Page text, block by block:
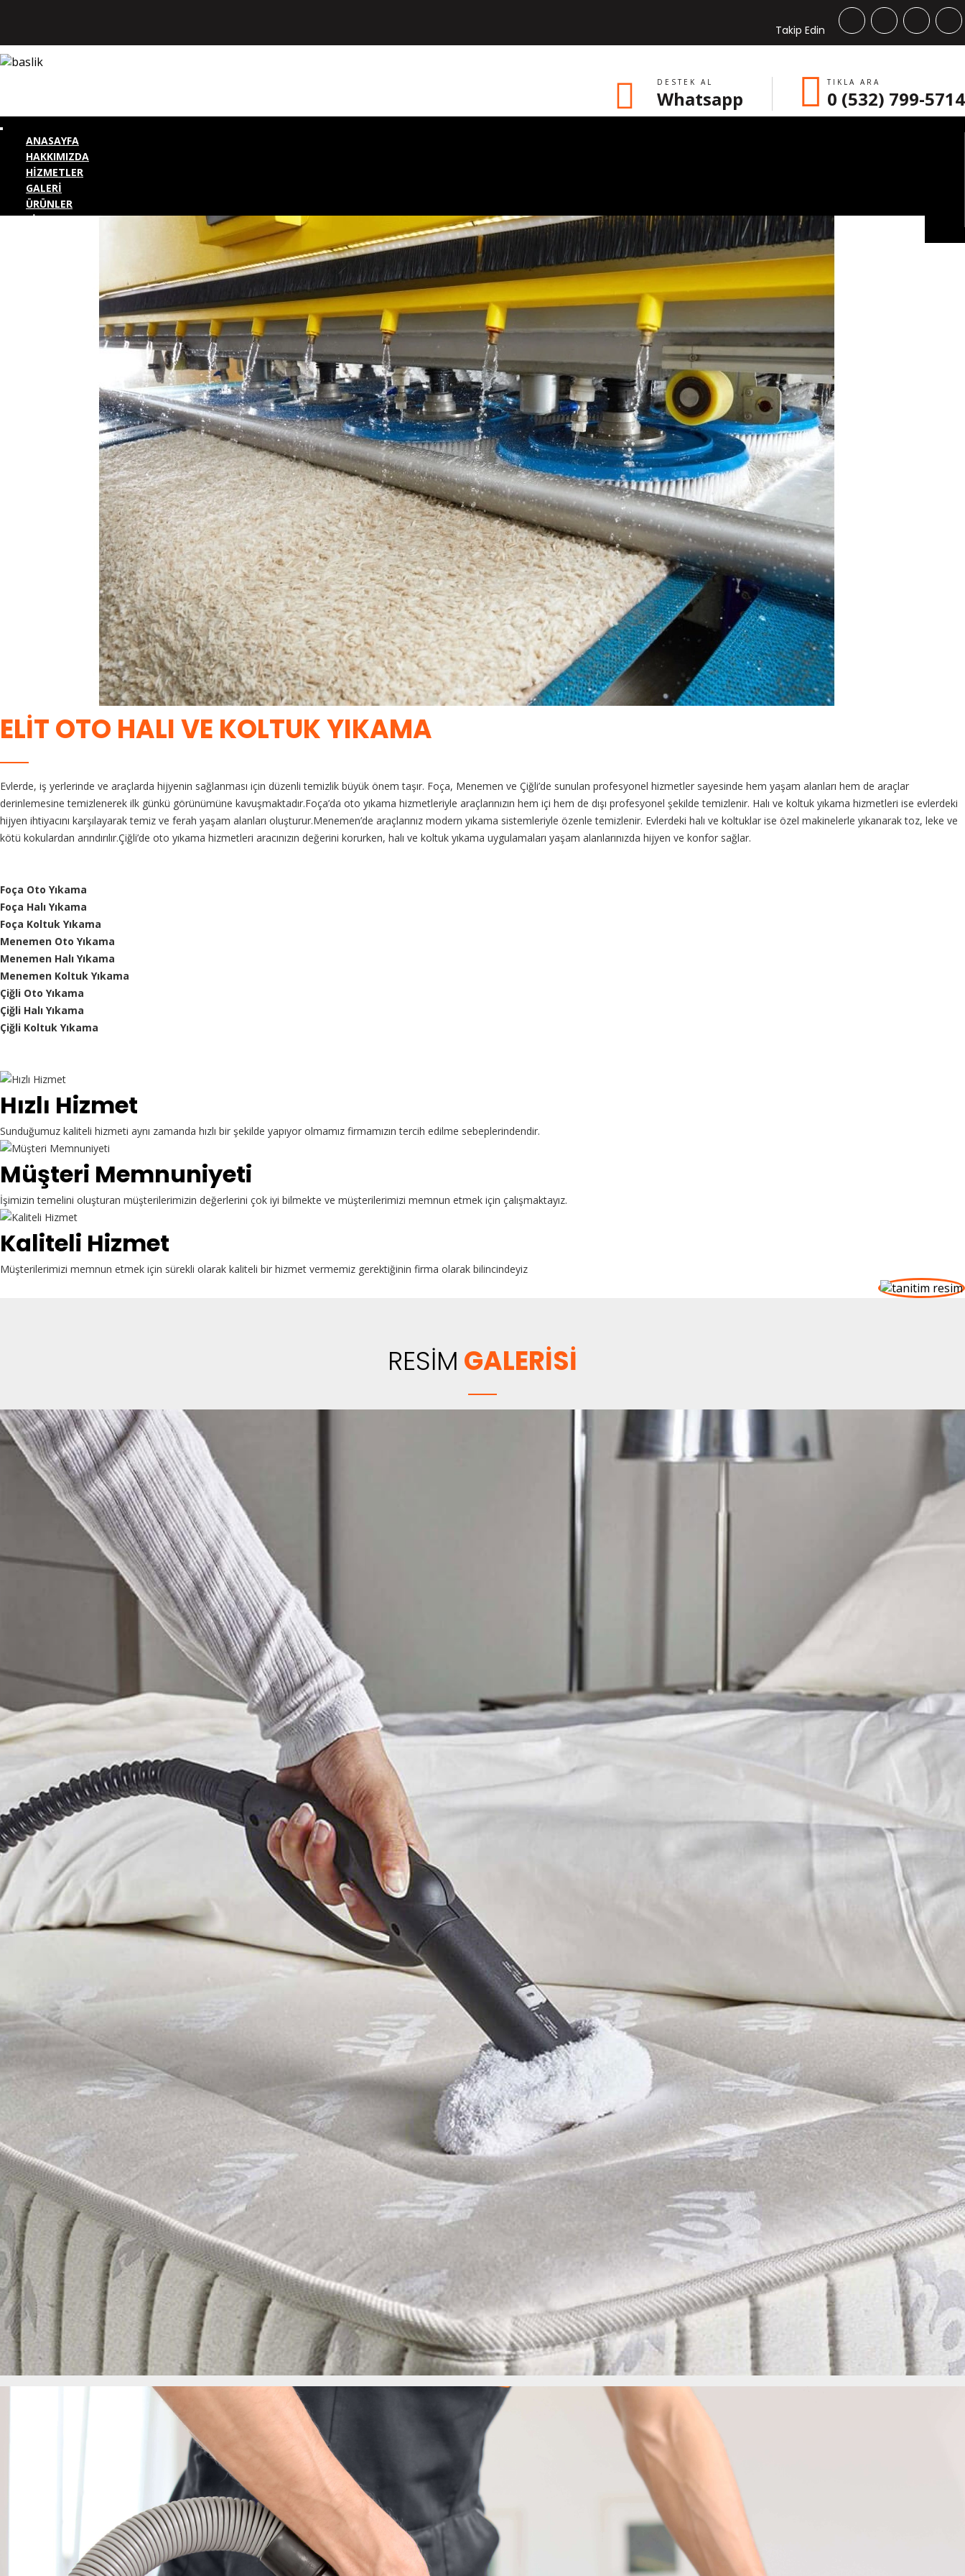
Takip Edin
DESTEK AL
Whatsapp
TIKLA ARA
0 (532) 799-5714
ANASAYFA
HAKKIMIZDA
HİZMETLER
GALERİ
ÜRÜNLER
BİZE ULAŞIN
ELİT OTO HALI VE KOLTUK YIKAMA
Evlerde, iş yerlerinde ve araçlarda hijyenin sağlanması için düzenli temizlik büyük önem taşır. Foça, Menemen ve Çiğli’de sunulan profesyonel hizmetler sayesinde hem yaşam alanları hem de araçlar
derinlemesine temizlenerek ilk günkü görünümüne kavuşmaktadır.Foça’da oto yıkama hizmetleriyle araçlarınızın hem içi hem de dışı profesyonel şekilde temizlenir. Halı ve koltuk yıkama hizmetleri ise evlerdeki
hijyen ihtiyacını karşılayarak temiz ve ferah yaşam alanları oluşturur.Menemen’de araçlarınız modern yıkama sistemleriyle özenle temizlenir. Evlerdeki halı ve koltuklar ise özel makinelerle yıkanarak toz, leke ve
kötü kokulardan arındırılır.Çiğli’de oto yıkama hizmetleri aracınızın değerini korurken, halı ve koltuk yıkama uygulamaları yaşam alanlarınızda hijyen ve konfor sağlar.
Foça Oto Yıkama
Foça Halı Yıkama
Foça Koltuk Yıkama
Menemen Oto Yıkama
Menemen Halı Yıkama
Menemen Koltuk Yıkama
Çiğli Oto Yıkama
Çiğli Halı Yıkama
Çiğli Koltuk Yıkama
Hızlı Hizmet
Sunduğumuz kaliteli hizmeti aynı zamanda hızlı bir şekilde yapıyor olmamız firmamızın tercih edilme sebeplerindendir.
Müşteri Memnuniyeti
İşimizin temelini oluşturan müşterilerimizin değerlerini çok iyi bilmekte ve müşterilerimizi memnun etmek için çalışmaktayız.
Kaliteli Hizmet
Müşterilerimizi memnun etmek için sürekli olarak kaliteli bir hizmet vermemiz gerektiğinin firma olarak bilincindeyiz
RESİM GALERİSİ